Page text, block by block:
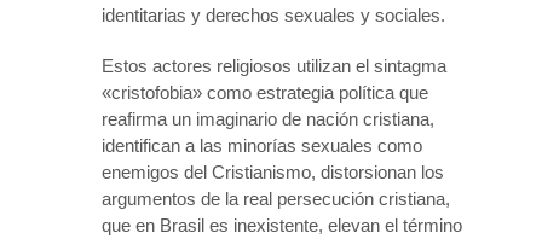
identitarias y derechos sexuales y sociales.
Estos actores religiosos utilizan el sintagma
«cristofobia» como estrategia política que
reafirma un imaginario de nación cristiana,
identifican a las minorías sexuales como
enemigos del Cristianismo, distorsionan los
argumentos de la real persecución cristiana,
que en Brasil es inexistente, elevan el término